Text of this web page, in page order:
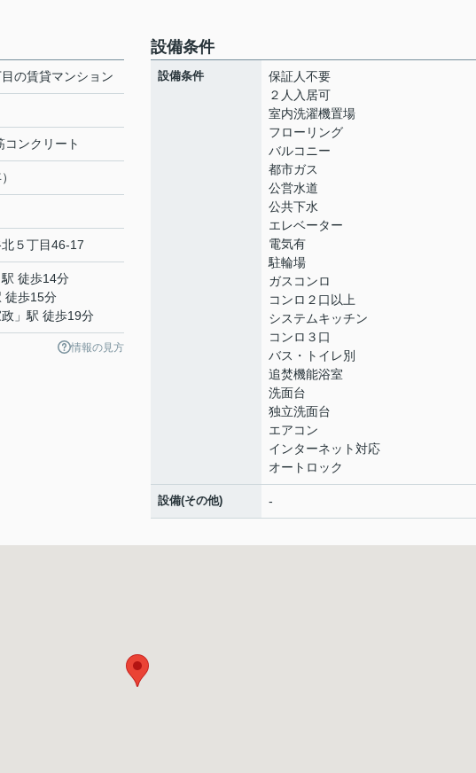
の賃貸マンション
ンクリート
５丁目46-17
駅 徒歩14分
徒歩15分
」駅 徒歩19分
情報の見方
設備条件
設備条件
保証人不要
２人入居可
室内洗濯機置場
フローリング
バルコニー
都市ガス
公営水道
公共下水
エレベーター
電気有
駐輪場
ガスコンロ
コンロ２口以上
システムキッチン
コンロ３口
バス・トイレ別
追焚機能浴室
洗面台
独立洗面台
エアコン
インターネット対応
オートロック
設備(その他) -